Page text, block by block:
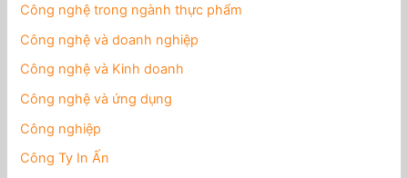
Công nghệ trong ngành thực phẩm
Công nghệ và doanh nghiệp
Công nghệ và Kinh doanh
Công nghệ và ứng dụng
Công nghiệp
Công Ty In Ấn